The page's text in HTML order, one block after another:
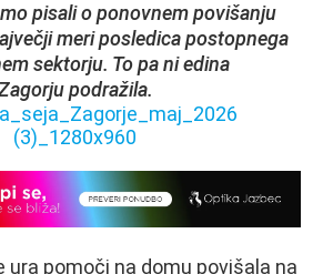
pisali o ponovnem povišanju
meri posledica postopnega
sektorju. To pa ni edina
podražila.
ura pomoči na domu povišala na